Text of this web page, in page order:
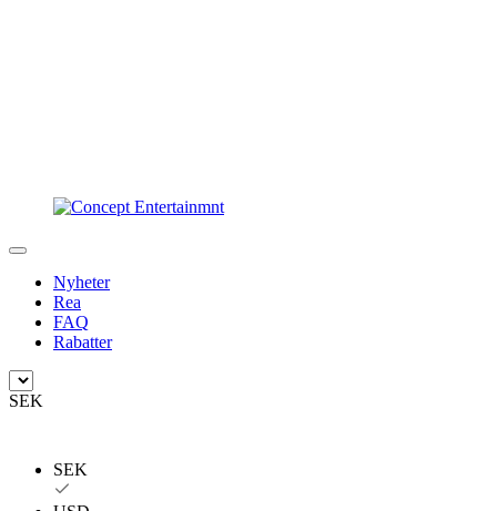
Nyheter
Rea
FAQ
Rabatter
SEK
SEK